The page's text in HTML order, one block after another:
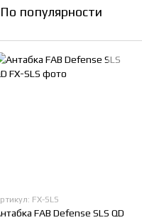
По популярности
FX-SLS
FAB Defense SLS QD